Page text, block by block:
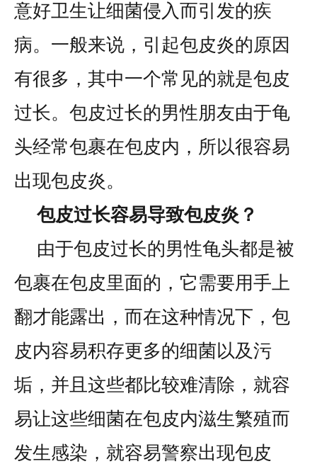
意好卫生让细菌侵入而引发的疾
病。一般来说，引起包皮炎的原因
有很多，其中一个常见的就是包皮
过长。包皮过长的男性朋友由于龟
头经常包裹在包皮内，所以很容易
出现包皮炎。
包皮过长容易导致包皮炎？
由于包皮过长的男性龟头都是被
包裹在包皮里面的，它需要用手上
翻才能露出，而在这种情况下，包
皮内容易积存更多的细菌以及污
垢，并且这些都比较难清除，就容
易让这些细菌在包皮内滋生繁殖而
发生感染，就容易警察出现包皮